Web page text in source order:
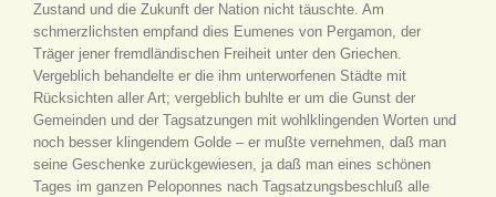
Zustand und die Zukunft der Nation nicht täuschte. Am
schmerzlichsten empfand dies Eumenes von Pergamon, der
Träger jener fremdländischen Freiheit unter den Griechen.
Vergeblich behandelte er die ihm unterworfenen Städte mit
Rücksichten aller Art; vergeblich buhlte er um die Gunst der
Gemeinden und der Tagsatzungen mit wohlklingenden Worten und
noch besser klingendem Golde – er mußte vernehmen, daß man
seine Geschenke zurückgewiesen, ja daß man eines schönen
Tages im ganzen Peloponnes nach Tagsatzungsbeschluß alle